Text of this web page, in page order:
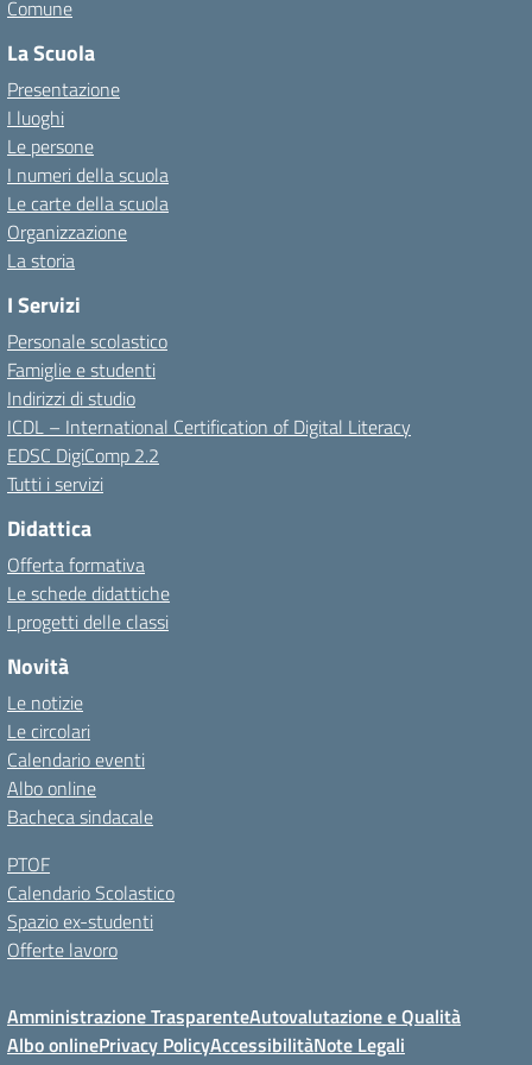
Comune
La Scuola
Presentazione
I luoghi
Le persone
I numeri della scuola
Le carte della scuola
Organizzazione
La storia
I Servizi
Personale scolastico
Famiglie e studenti
Indirizzi di studio
ICDL – International Certification of Digital Literacy
EDSC DigiComp 2.2
Tutti i servizi
Didattica
Offerta formativa
Le schede didattiche
I progetti delle classi
Novità
Le notizie
Le circolari
Calendario eventi
Albo online
Bacheca sindacale
PTOF
Calendario Scolastico
Spazio ex-studenti
Offerte lavoro
Amministrazione TrasparenteAutovalutazione e Qualità
Albo onlinePrivacy PolicyAccessibilitàNote Legali